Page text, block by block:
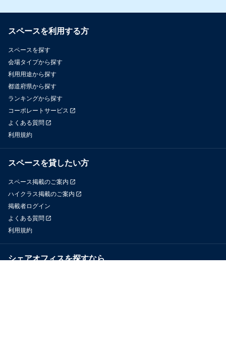
スペースを利用する方
スペースを探す
会場タイプから探す
利用用途から探す
都道府県から探す
ランキングから探す
コーポレートサービス
よくある質問
利用規約
スペースを貸したい方
スペース掲載のご案内
ハイクラス掲載のご案内
掲載者ログイン
よくある質問
利用規約
シェアオフィスを探すなら